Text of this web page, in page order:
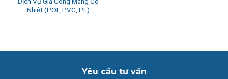
Nhiệt (POF, PVC, PE)
Yêu cầu tư vấn